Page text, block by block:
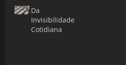
Da
Invisibilidade
Cotidiana